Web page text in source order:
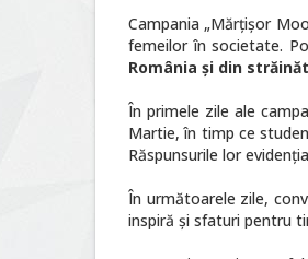
Campania „Mărțișor
femeilor în societate.
România și din
În primele zile ale
Martie, în timp ce
Răspunsurile lor
În următoarele zile,
inspiră și sfaturi pentru